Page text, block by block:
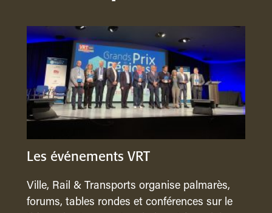
Les événements VRT
Ville, Rail & Transports organise palmarès,
forums, tables rondes et conférences sur le